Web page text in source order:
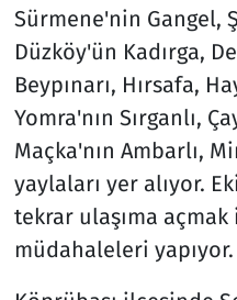
Sürmene'nin Gangel,
Düzköy'ün Kadırga,
Beypınarı, Hırsafa,
Yomra'nın Sırganlı,
Maçka'nın Ambarlı,
yaylaları yer alıyor.
tekrar ulaşıma
müdahaleleri yapıyor.